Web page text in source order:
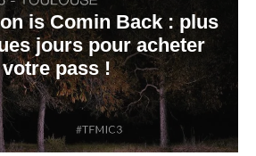
is Comin Back : plus
jours pour acheter
votre pass !